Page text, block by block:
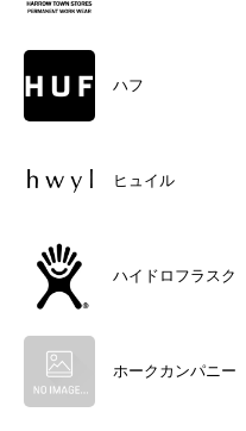
ハフ
ヒュイル
ハイドロフラスク
ホークカンパニー